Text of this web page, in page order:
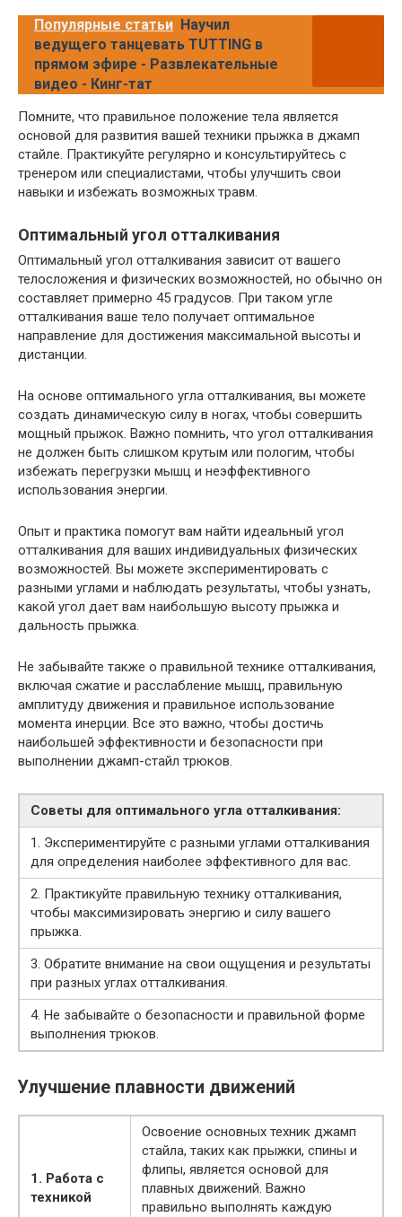
Популярные статьи Научил
ведущего танцевать TUTTING в
прямом эфире - Развлекательные
видео - Кинг-тат
Помните, что правильное положение тела является
основой для развития вашей техники прыжка в джамп
стайле. Практикуйте регулярно и консультируйтесь с
тренером или специалистами, чтобы улучшить свои
навыки и избежать возможных травм.
Оптимальный угол отталкивания
Оптимальный угол отталкивания зависит от вашего
телосложения и физических возможностей, но обычно он
составляет примерно 45 градусов. При таком угле
отталкивания ваше тело получает оптимальное
направление для достижения максимальной высоты и
дистанции.
На основе оптимального угла отталкивания, вы можете
создать динамическую силу в ногах, чтобы совершить
мощный прыжок. Важно помнить, что угол отталкивания
не должен быть слишком крутым или пологим, чтобы
избежать перегрузки мышц и неэффективного
использования энергии.
Опыт и практика помогут вам найти идеальный угол
отталкивания для ваших индивидуальных физических
возможностей. Вы можете экспериментировать с
разными углами и наблюдать результаты, чтобы узнать,
какой угол дает вам наибольшую высоту прыжка и
дальность прыжка.
Не забывайте также о правильной технике отталкивания,
включая сжатие и расслабление мышц, правильную
амплитуду движения и правильное использование
момента инерции. Все это важно, чтобы достичь
наибольшей эффективности и безопасности при
выполнении джамп-стайл трюков.
Советы для оптимального угла отталкивания:
1. Экспериментируйте с разными углами отталкивания
для определения наиболее эффективного для вас.
2. Практикуйте правильную технику отталкивания,
чтобы максимизировать энергию и силу вашего
прыжка.
3. Обратите внимание на свои ощущения и результаты
при разных углах отталкивания.
4. Не забывайте о безопасности и правильной форме
выполнения трюков.
Улучшение плавности движений
1. Работа с
техникой
Освоение основных техник джамп
стайла, таких как прыжки, спины и
флипы, является основой для
плавных движений. Важно
правильно выполнять каждую